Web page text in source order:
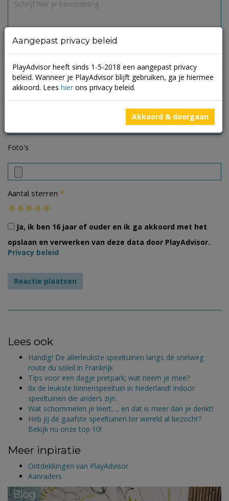
Foto's
Aantal sterren *
Ja, ik ben 16 jaar of ouder en ik ga akkoord met het
opslaan en verwerken van deze data door PlayAdvisor.
Privacy beleid
Lees ook
Handig! De allerleukste speeltuinen langs de snelweg
route du soleil in Frankrijk
Tips voor een dagje pretpark; wat neem je mee?
8x de leukste binnenspeeltuin in Nederland! Indoor
speeltuinen die anders zijn.
Wat schommelen je leert…, en dat is meer dan je denkt!
Heb jij de gaafste speeltuinen ter wereld al bezocht?
Bekijk nu onze top 10!
Meer inpiratie
Ontdekkingen van PlayAdvisor
Aanraders
Blog
Aangepast privacy beleid
PlayAdvisor heeft sinds 1-5-2018 een aangepast privacy
beleid. Wanneer je PlayAdvisor blijft gebruiken, ga je hiermee
akkoord. Lees hier ons privacy beleid.
Akkoord & doorgaan